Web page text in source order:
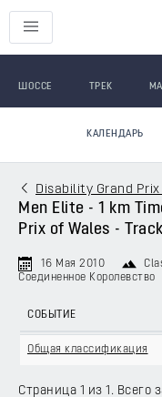
ШОССЕ ТРЕК
КАЛЕНДАРЬ
Disability Grand
Men Elite - 1 km
Prix of Wales - Track
16 Мая 2010
Соединенное Королевство
СОБЫТИЕ
Общая классификация
Страница 1 из 1. Всего